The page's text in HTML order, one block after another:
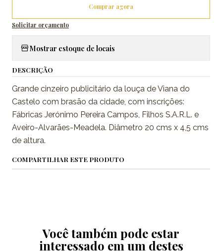
Comprar agora
Solicitar orçamento
Mostrar estoque de locais
DESCRIÇÃO
Grande cinzeiro publicitário da louça de Viana do
Castelo com brasão da cidade, com inscrições:
Fábricas Jerónimo Pereira Campos, Filhos S.A.R.L. e
Aveiro-Alvarães-Meadela. Diâmetro 20 cms x 4,5 cms
de altura.
COMPARTILHAR ESTE PRODUTO
Você também pode estar
interessado em um destes